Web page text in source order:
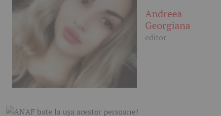
Andreea
Georgiana
editor